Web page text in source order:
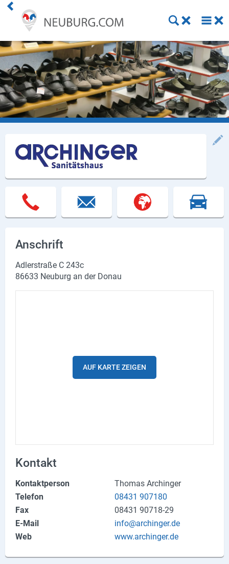
Anschrift
Adlerstraße C 243c
86633 Neuburg an der Donau
AUF KARTE ZEIGEN
Kontakt
Kontaktperson
Thomas Archinger
Telefon
08431 907180
Fax
08431 90718-29
E-Mail
info@archinger.de
Web
www.archinger.de
Einkaufen
Handwerk
Gastronomie
Dienstleistung
Gesundheit
Freizeit
Online Shops
Neuburg App
Marken
Produktgruppen
Partner
Firmen
Kontaktseite
Newsletter